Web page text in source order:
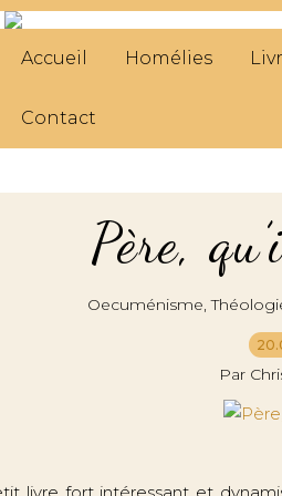
Accueil Homélies
Contact
Père,
Oecuménisme,
Par